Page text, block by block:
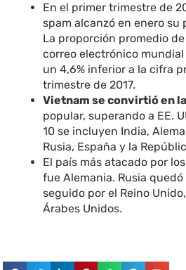
En el primer trimestre de
spam alcanzó en enero su
La proporción promedio
correo electrónico mundial
un 4,6% inferior a la cifra
trimestre de 2017.
Vietnam se convirtió en
popular, superando a EE.
10 se incluyen India,
Rusia, España y la
El país más atacado por
fue Alemania. Rusia
seguido por el Reino
Árabes Unidos.